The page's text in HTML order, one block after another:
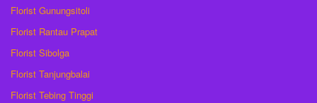
Florist Gunungsitoli
Florist Rantau Prapat
Florist Sibolga
Florist Tanjungbalai
Florist Tebing Tinggi